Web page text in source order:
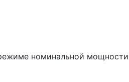
номинальной мощности